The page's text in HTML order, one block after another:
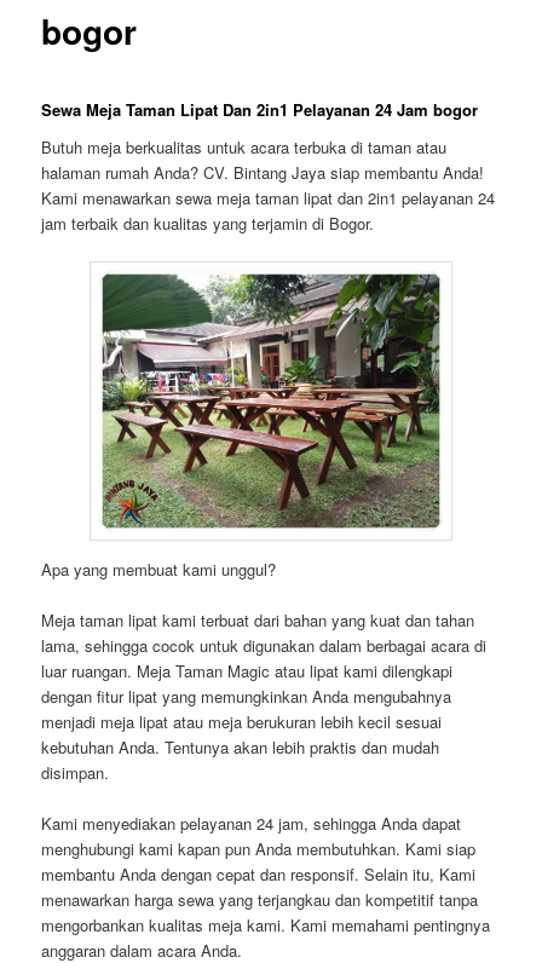
bogor
Sewa Meja Taman Lipat Dan 2in1 Pelayanan 24 Jam bogor
Butuh meja berkualitas untuk acara terbuka di taman atau
halaman rumah Anda? CV. Bintang Jaya siap membantu Anda!
Kami menawarkan sewa meja taman lipat dan 2in1 pelayanan 24
jam terbaik dan kualitas yang terjamin di Bogor.
Apa yang membuat kami unggul?
Meja taman lipat kami terbuat dari bahan yang kuat dan tahan
lama, sehingga cocok untuk digunakan dalam berbagai acara di
luar ruangan. Meja Taman Magic atau lipat kami dilengkapi
dengan fitur lipat yang memungkinkan Anda mengubahnya
menjadi meja lipat atau meja berukuran lebih kecil sesuai
kebutuhan Anda. Tentunya akan lebih praktis dan mudah
disimpan.
Kami menyediakan pelayanan 24 jam, sehingga Anda dapat
menghubungi kami kapan pun Anda membutuhkan. Kami siap
membantu Anda dengan cepat dan responsif. Selain itu, Kami
menawarkan harga sewa yang terjangkau dan kompetitif tanpa
mengorbankan kualitas meja kami. Kami memahami pentingnya
anggaran dalam acara Anda.